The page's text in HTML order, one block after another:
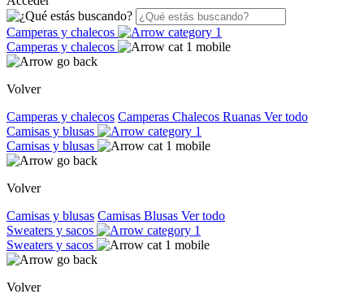
Camperas y chalecos
Camperas y chalecos
Volver
Camperas y chalecos Camperas Chalecos Ruanas Ver todo
Camisas y blusas
Camisas y blusas
Volver
Camisas y blusas Camisas Blusas Ver todo
Sweaters y sacos
Sweaters y sacos
Volver